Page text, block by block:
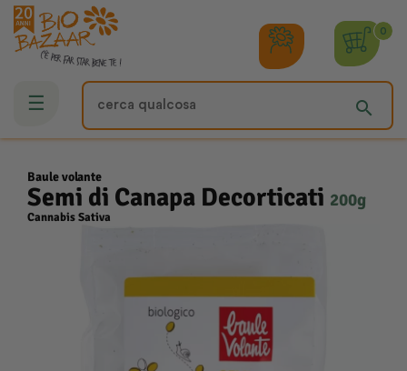
0
navigazione
Toggle
☰ search
Baule volante
Semi di Canapa Decorticati 200g
Cannabis Sativa